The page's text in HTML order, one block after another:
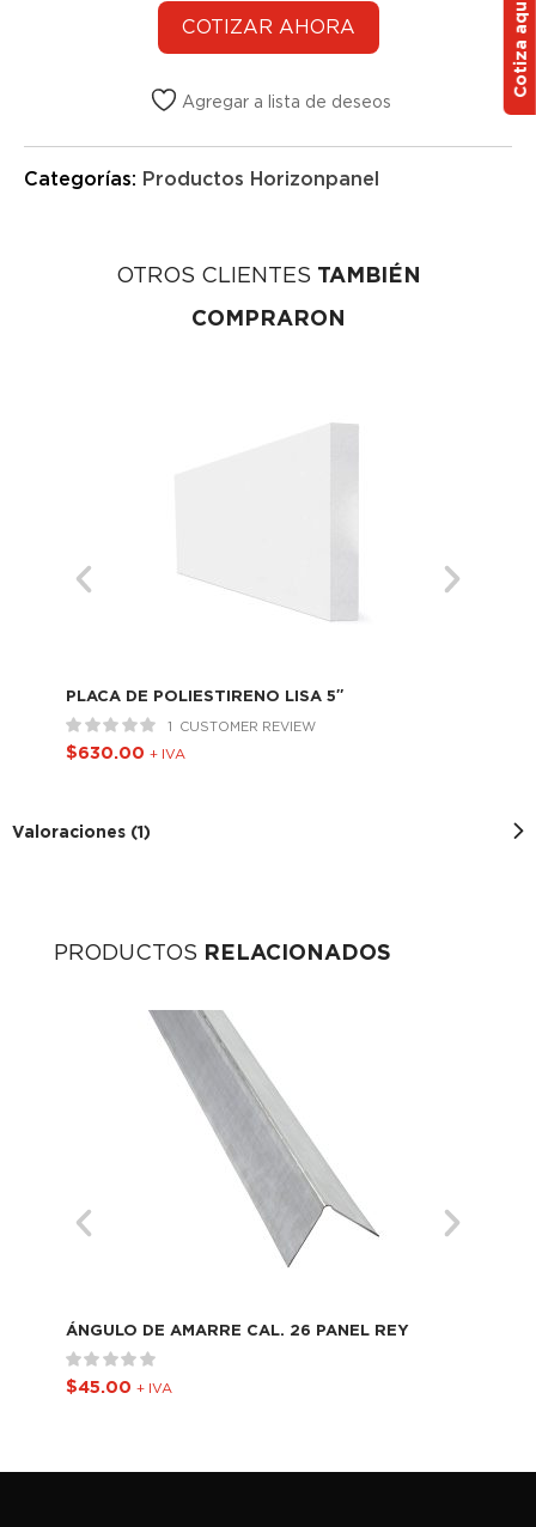
Agregar a lista de deseos
Categorías: Productos Horizonpanel
OTROS CLIENTES TAMBIÉN
COMPRARON
PLACA DE POLIESTIRENO LISA 5″
1 CUSTOMER REVIEW
$630.00 + IVA
Valoraciones (1)
PRODUCTOS RELACIONADOS
ÁNGULO DE AMARRE CAL. 26 PANEL REY
$45.00 + IVA
Cotiza aquí